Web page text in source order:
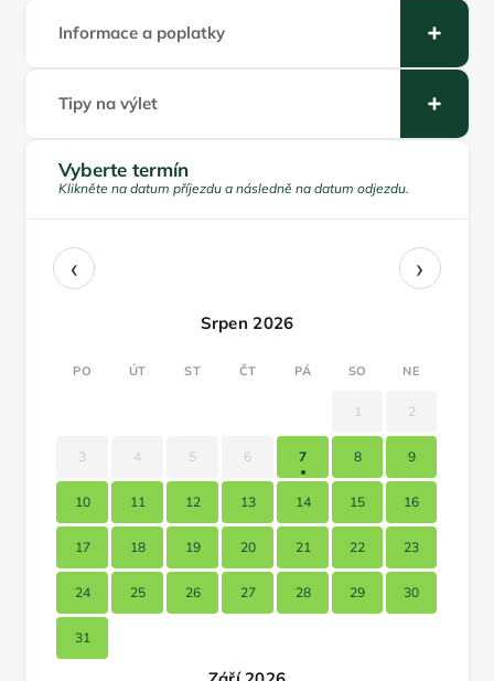
Informace a poplatky
Tipy na výlet
Vyberte termín
Klikněte na datum příjezdu a následně na datum odjezdu.
‹ ›
Srpen 2026
PO ÚT ST ČT PÁ SO NE
1 2
3 4 5 6 7 8 9
10 11 12 13 14 15 16
17 18 19 20 21 22 23
24 25 26 27 28 29 30
31